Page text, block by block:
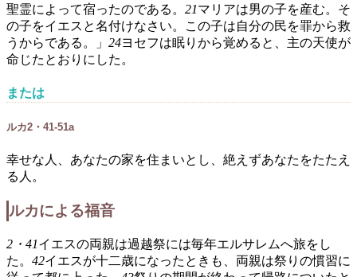
聖霊によって宿ったのである。 21マリアは男の子を産む。そ
の子をイエスと名付けなさい。この子は自分の民を罪から救
うからである。」 24ヨセフは眠りから覚めると、主の天使が
命じたとおりにした。
または
ルカ2・41-51a
幸せな人、あなたの家を住まいとし、絶えずあなたをたたえ
る人。
ルカによる福音
2・41イエスの両親は過越祭には毎年エルサレムへ旅をし
た。 42イエスが十二歳になったときも、両親は祭りの慣習に